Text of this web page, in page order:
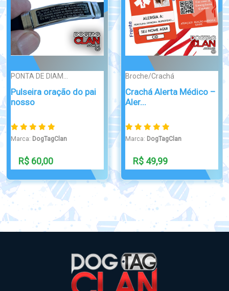
CLASSIC
Dog Tag Lisa Sem
Gravação em ...
Marca: DogTagClan
R$ 35,90
CORRENTE
Corrente bolinha de
ferro doura...
Marca: DogTagClan
R$ 59,90